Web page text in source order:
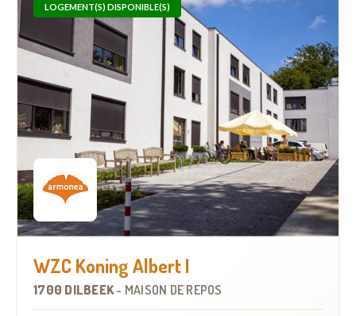
LOGEMENT(S) DISPONIBLE(S)
WZC Koning Albert I
1700 DILBEEK- MAISON DE REPOS